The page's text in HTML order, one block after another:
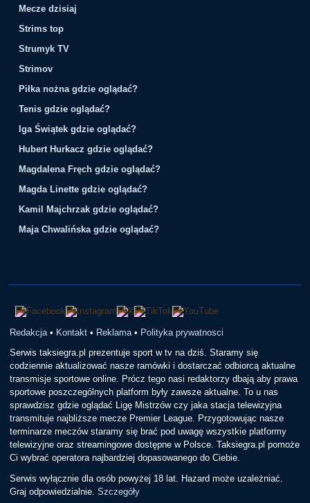
Mecze dzisiaj
Strims top
Strumyk TV
Strimov
Piłka nożna gdzie oglądać?
Tenis gdzie oglądać?
Iga Świątek gdzie oglądać?
Hubert Hurkacz gdzie oglądać?
Magdalena Fręch gdzie oglądać?
Magda Linette gdzie oglądać?
Kamil Majchrzak gdzie oglądać?
Maja Chwalińska gdzie oglądać?
Redakcja • Kontakt • Reklama • Polityka prywatnosci
Serwis taksiegra.pl prezentuje sport w tv na dziś. Staramy się
codziennie aktualizować nasze ramówki i dostarczać odbiorcą aktualne
transmisje sportowe online. Prócz tego nasi redaktorzy dbają aby prawa
sportowe poszczególnych platform były zawsze aktualne. To u nas
sprawdzisz gdzie oglądać Ligę Mistrzów czy jaka stacja telewizyjna
transmituje najbliższe mecze Premier League. Przygotowując nasze
terminarze meczów staramy się brać pod uwagę wszystkie platformy
telewizyjne oraz streamingowe dostępne w Polsce. Taksiegra.pl pomoże
Ci wybrać operatora najbardziej dopasowanego do Ciebie.
Serwis wyłącznie dla osób powyżej 18 lat. Hazard może uzależniać.
Graj odpowiedzialnie.Szczegóły